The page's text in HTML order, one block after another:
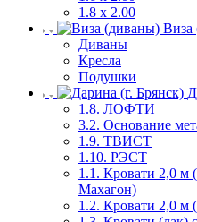
1.8 х 2.00
Виза
Диваны
Кресла
Подушки
1.8. ЛОФТИ
3.2. Основание
1.9. ТВИСТ
1.10. РЭСТ
1.1. Кровати 2,0
Махагон)
1.2. Кровати 2,0